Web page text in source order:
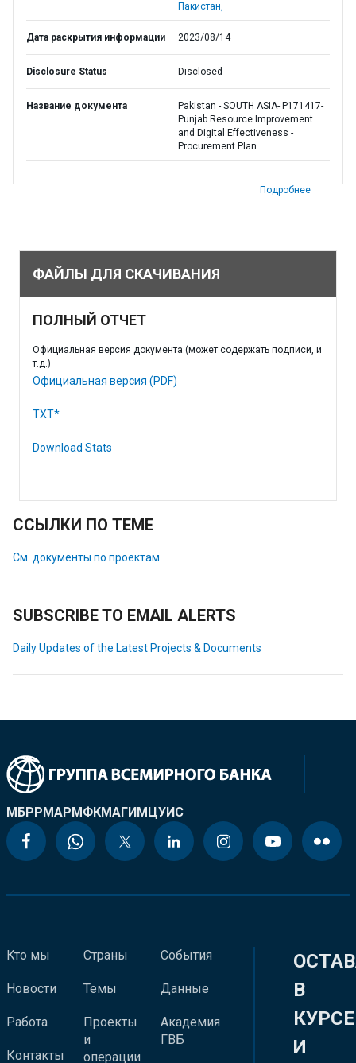
Пакистан,
Дата раскрытия информации 2023/08/14
Disclosure Status Disclosed
Название документа
Pakistan - SOUTH ASIA- P171417-
Punjab Resource Improvement
and Digital Effectiveness -
Procurement Plan
Подробнее
ФАЙЛЫ ДЛЯ СКАЧИВАНИЯ
ПОЛНЫЙ ОТЧЕТ
Официальная версия документа (может содержать подписи, и
т.д.)
Официальная версия (PDF)
TXT*
Download Stats
ССЫЛКИ ПО ТЕМЕ
См. документы по проектам
SUBSCRIBE TO EMAIL ALERTS
Daily Updates of the Latest Projects & Documents
МБРРМАРМФКМАГИМЦУИС
Кто мы
Новости
Работа
Контакты
Страны
Темы
Проекты
и
операции
События
Данные
Академия
ГВБ
В
КУРСЕ
И